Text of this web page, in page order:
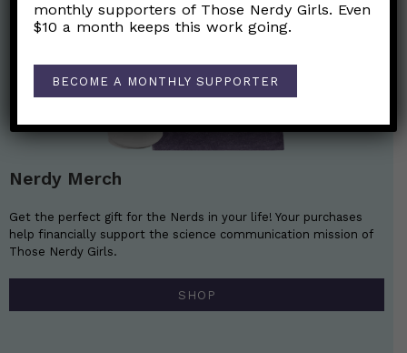
Nerdy Merch
Get the perfect gift for the Nerds in your life! Your purchases
help financially support the science communication mission of
Those Nerdy Girls.
SHOP
monthly supporters of Those Nerdy Girls. Even
$10 a month keeps this work going.
BECOME A MONTHLY SUPPORTER